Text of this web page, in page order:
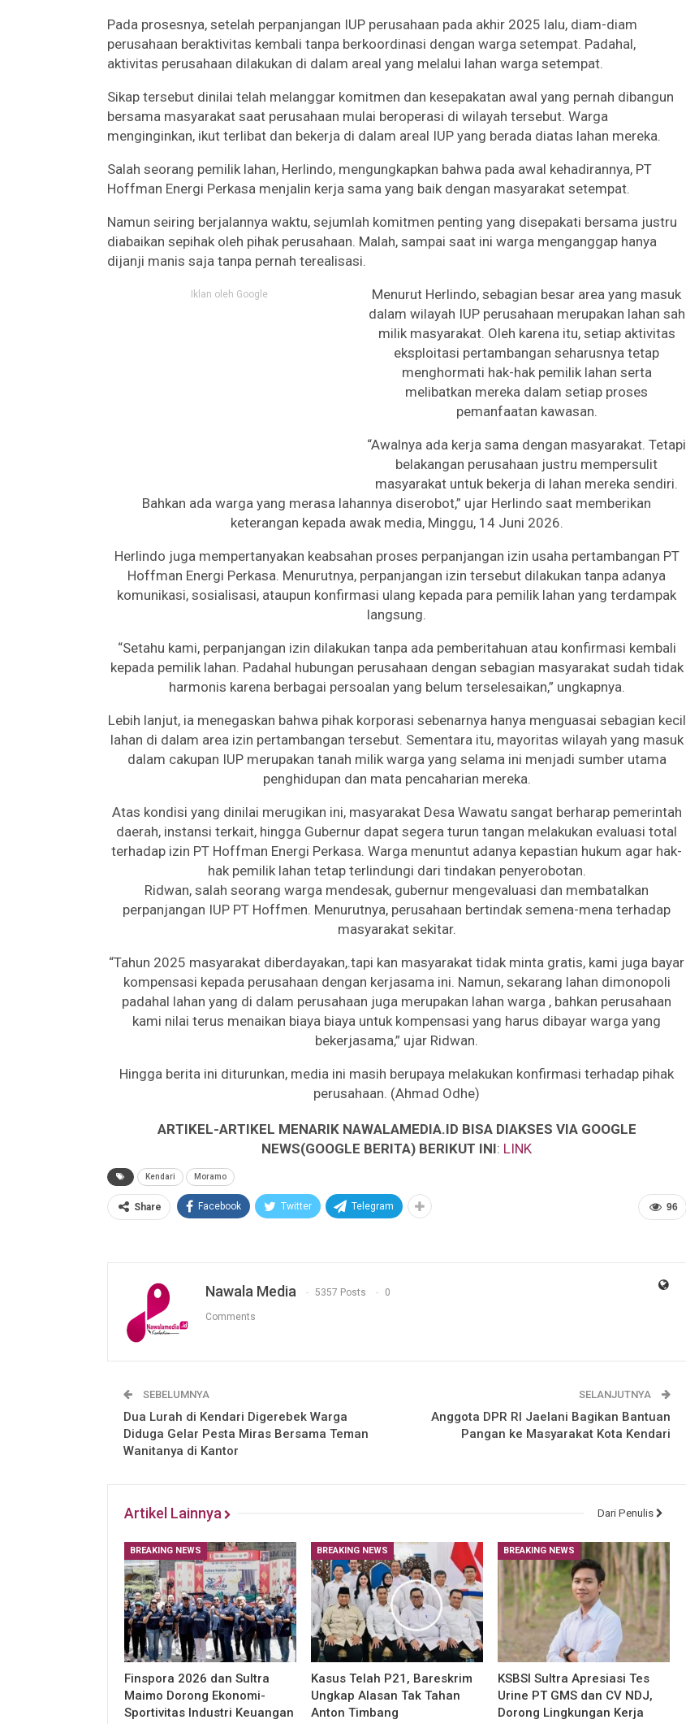
Pada prosesnya, setelah perpanjangan IUP perusahaan pada akhir 2025 lalu, diam-diam
perusahaan beraktivitas kembali tanpa berkoordinasi dengan warga setempat. Padahal,
aktivitas perusahaan dilakukan di dalam areal yang melalui lahan warga setempat.
Sikap tersebut dinilai telah melanggar komitmen dan kesepakatan awal yang pernah dibangun
bersama masyarakat saat perusahaan mulai beroperasi di wilayah tersebut. Warga
menginginkan, ikut terlibat dan bekerja di dalam areal IUP yang berada diatas lahan mereka.
Salah seorang pemilik lahan, Herlindo, mengungkapkan bahwa pada awal kehadirannya, PT
Hoffman Energi Perkasa menjalin kerja sama yang baik dengan masyarakat setempat.
Namun seiring berjalannya waktu, sejumlah komitmen penting yang disepakati bersama justru
diabaikan sepihak oleh pihak perusahaan. Malah, sampai saat ini warga menganggap hanya
dijanji manis saja tanpa pernah terealisasi.
Iklan oleh Google
Menurut Herlindo, sebagian besar area yang masuk
dalam wilayah IUP perusahaan merupakan lahan sah
milik masyarakat. Oleh karena itu, setiap aktivitas
eksploitasi pertambangan seharusnya tetap
menghormati hak-hak pemilik lahan serta
melibatkan mereka dalam setiap proses
pemanfaatan kawasan.
“Awalnya ada kerja sama dengan masyarakat. Tetapi
belakangan perusahaan justru mempersulit
masyarakat untuk bekerja di lahan mereka sendiri.
Bahkan ada warga yang merasa lahannya diserobot,” ujar Herlindo saat memberikan
keterangan kepada awak media, Minggu, 14 Juni 2026.
Herlindo juga mempertanyakan keabsahan proses perpanjangan izin usaha pertambangan PT
Hoffman Energi Perkasa. Menurutnya, perpanjangan izin tersebut dilakukan tanpa adanya
komunikasi, sosialisasi, ataupun konfirmasi ulang kepada para pemilik lahan yang terdampak
langsung.
“Setahu kami, perpanjangan izin dilakukan tanpa ada pemberitahuan atau konfirmasi kembali
kepada pemilik lahan. Padahal hubungan perusahaan dengan sebagian masyarakat sudah tidak
harmonis karena berbagai persoalan yang belum terselesaikan,” ungkapnya.
Lebih lanjut, ia menegaskan bahwa pihak korporasi sebenarnya hanya menguasai sebagian kecil
lahan di dalam area izin pertambangan tersebut. Sementara itu, mayoritas wilayah yang masuk
dalam cakupan IUP merupakan tanah milik warga yang selama ini menjadi sumber utama
penghidupan dan mata pencaharian mereka.
Atas kondisi yang dinilai merugikan ini, masyarakat Desa Wawatu sangat berharap pemerintah
daerah, instansi terkait, hingga Gubernur dapat segera turun tangan melakukan evaluasi total
terhadap izin PT Hoffman Energi Perkasa. Warga menuntut adanya kepastian hukum agar hak-
hak pemilik lahan tetap terlindungi dari tindakan penyerobotan.
Ridwan, salah seorang warga mendesak, gubernur mengevaluasi dan membatalkan
perpanjangan IUP PT Hoffmen. Menurutnya, perusahaan bertindak semena-mena terhadap
masyarakat sekitar.
“Tahun 2025 masyarakat diberdayakan,.tapi kan masyarakat tidak minta gratis, kami juga bayar
kompensasi kepada perusahaan dengan kerjasama ini. Namun, sekarang lahan dimonopoli
padahal lahan yang di dalam perusahaan juga merupakan lahan warga , bahkan perusahaan
kami nilai terus menaikan biaya biaya untuk kompensasi yang harus dibayar warga yang
bekerjasama,” ujar Ridwan.
Hingga berita ini diturunkan, media ini masih berupaya melakukan konfirmasi terhadap pihak
perusahaan. (Ahmad Odhe)
ARTIKEL-ARTIKEL MENARIK NAWALAMEDIA.ID BISA DIAKSES VIA GOOGLE
NEWS(GOOGLE BERITA) BERIKUT INI: LINK
Kendari Moramo
96
Share Facebook Twitter Telegram
Nawala Media 5357 Posts 0
Comments
SEBELUMNYA
Dua Lurah di Kendari Digerebek Warga
Diduga Gelar Pesta Miras Bersama Teman
Wanitanya di Kantor
SELANJUTNYA
Anggota DPR RI Jaelani Bagikan Bantuan
Pangan ke Masyarakat Kota Kendari
Artikel Lainnya Dari Penulis
BREAKING NEWS
Finspora 2026 dan Sultra
Maimo Dorong Ekonomi-
Sportivitas Industri Keuangan
BREAKING NEWS
Kasus Telah P21, Bareskrim
Ungkap Alasan Tak Tahan
Anton Timbang
BREAKING NEWS
KSBSI Sultra Apresiasi Tes
Urine PT GMS dan CV NDJ,
Dorong Lingkungan Kerja